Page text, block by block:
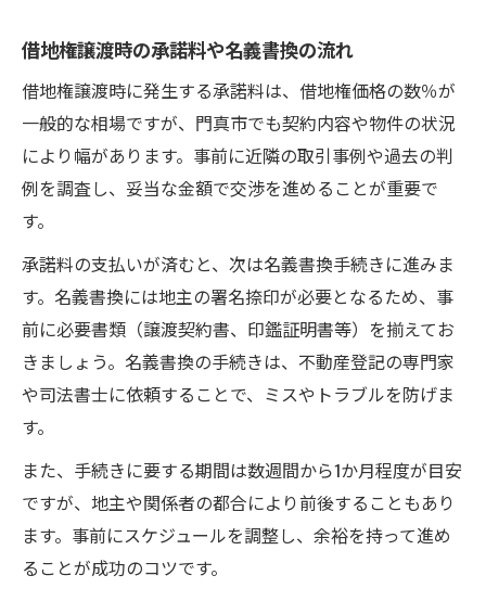
借地権譲渡時の承諾料や名義書換の流れ
借地権譲渡時に発生する承諾料は、借地権価格の数％が
一般的な相場ですが、門真市でも契約内容や物件の状況
により幅があります。事前に近隣の取引事例や過去の判
例を調査し、妥当な金額で交渉を進めることが重要で
す。
承諾料の支払いが済むと、次は名義書換手続きに進みま
す。名義書換には地主の署名捺印が必要となるため、事
前に必要書類（譲渡契約書、印鑑証明書等）を揃えてお
きましょう。名義書換の手続きは、不動産登記の専門家
や司法書士に依頼することで、ミスやトラブルを防げま
す。
また、手続きに要する期間は数週間から1か月程度が目安
ですが、地主や関係者の都合により前後することもあり
ます。事前にスケジュールを調整し、余裕を持って進め
ることが成功のコツです。